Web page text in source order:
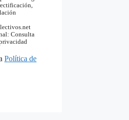
Consulta
Política de